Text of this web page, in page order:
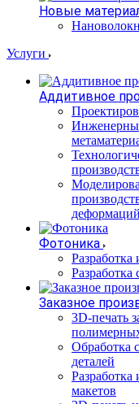
Новые
Услуги
Аддитивное
деформаций
Фотоника
Заказное
3D-печать
Обработка
деталей
макетов